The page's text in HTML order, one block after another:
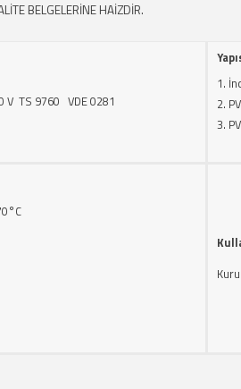
BELGELERİNE HAİZDİR.
V TS 9760 VDE 0281